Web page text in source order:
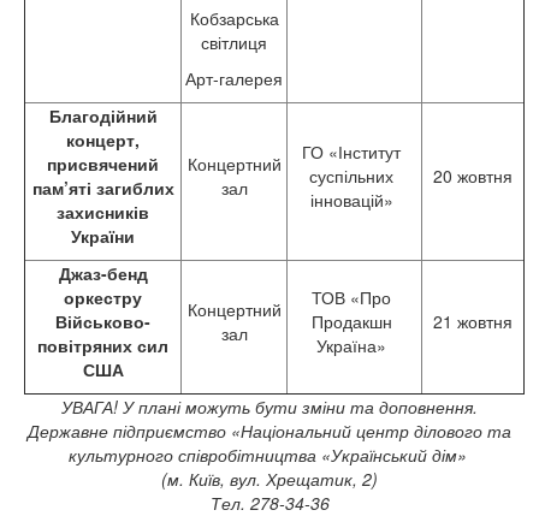
Кобзарська
світлиця
Арт-галерея
Благодійний
концерт,
присвячений
пам’яті загиблих
захисників
України
Концертний
зал
ГО «Інститут
суспільних
інновацій»
20 жовтня
Джаз-бенд
оркестру
Військово-
повітряних сил
США
Концертний
зал
ТОВ «Про
Продакшн
Україна»
21 жовтня
УВАГА! У плані можуть бути зміни та доповнення.
Державне підприємство «Національний центр ділового та
культурного співробітництва «Український дім»
(м. Київ, вул. Хрещатик, 2)
Тел. 278-34-36